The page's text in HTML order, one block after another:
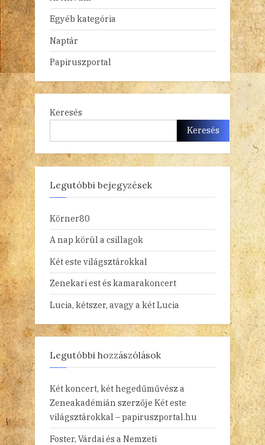
Egyéb kategória
Naptár
Papiruszportal
Keresés
Keresés
Legutóbbi bejegyzések
Körner80
A nap körül a csillagok
Két este világsztárokkal
Zenekari est és kamarakoncert
Lucia, kétszer, avagy a két Lucia
Legutóbbi hozzászólások
Két koncert, két hegedűművész a
Zeneakadémián szerzője Két este
világsztárokkal – papiruszportal.hu
Foster, Várdai és a Nemzeti